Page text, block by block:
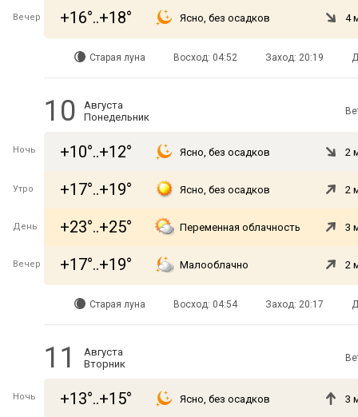
Вечер +16°..+18° Ясно, без осадков 4
Старая луна Восход: 04:52 Заход: 20:19
10
Августа
Понедельник
Ночь +10°..+12° Ясно, без осадков 2
Утро +17°..+19° Ясно, без осадков 2
День +23°..+25° Переменная облачность 3
Вечер +17°..+19° Малооблачно 2
Старая луна Восход: 04:54 Заход: 20:17
11
Августа
Вторник
Ночь +13°..+15° Ясно, без осадков 3